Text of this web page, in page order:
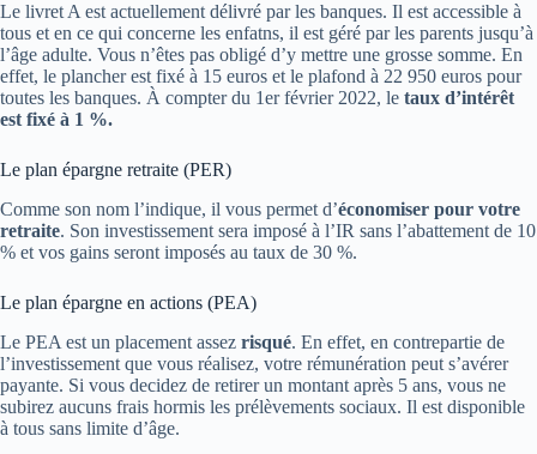
Le livret A est actuellement délivré par les banques. Il est accessible à
tous et en ce qui concerne les enfatns, il est géré par les parents jusqu’à
l’âge adulte. Vous n’êtes pas obligé d’y mettre une grosse somme. En
effet, le plancher est fixé à 15 euros et le plafond à 22 950 euros pour
toutes les banques. À compter du 1er février 2022, le taux d’intérêt
est fixé à 1 %.
Le plan épargne retraite (PER)
Comme son nom l’indique, il vous permet d’économiser pour votre
retraite. Son investissement sera imposé à l’IR sans l’abattement de 10
% et vos gains seront imposés au taux de 30 %.
Le plan épargne en actions (PEA)
Le PEA est un placement assez risqué. En effet, en contrepartie de
l’investissement que vous réalisez, votre rémunération peut s’avérer
payante. Si vous decidez de retirer un montant après 5 ans, vous ne
subirez aucuns frais hormis les prélèvements sociaux. Il est disponible
à tous sans limite d’âge.